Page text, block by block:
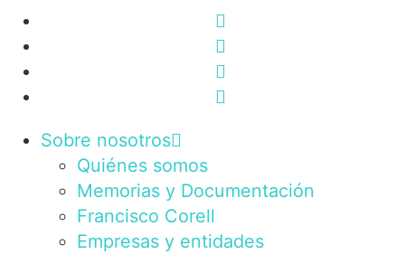
Sobre nosotros
Quiénes somos
Memorias y Documentación
Francisco Corell
Empresas y entidades